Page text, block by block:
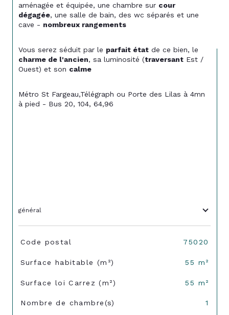
aménagée et équipée, une chambre sur cour
dégagée, une salle de bain, des wc séparés et une
cave - nombreux rangements
Vous serez séduit par le parfait état de ce bien, le
charme de l'ancien, sa luminosité (traversant Est /
Ouest) et son calme
Métro St Fargeau,Télégraph ou Porte des Lilas à 4mn
à pied - Bus 20, 104, 64,96
général
TRAD_SIROCCO_Caracteristique
Code postal 75020
Surface habitable (m²) 55 m²
Surface loi Carrez (m²) 55 m²
Nombre de chambre(s) 1